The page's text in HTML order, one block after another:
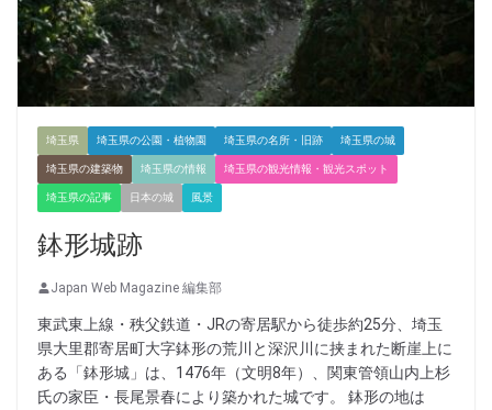
埼玉県 埼玉県の公園・植物園 埼玉県の名所・旧跡 埼玉県の城
埼玉県の建築物 埼玉県の情報 埼玉県の観光情報・観光スポット
埼玉県の記事 日本の城 風景
鉢形城跡
Japan Web Magazine 編集部
東武東上線・秩父鉄道・JRの寄居駅から徒歩約25分、埼玉
県大里郡寄居町大字鉢形の荒川と深沢川に挟まれた断崖上に
ある「鉢形城」は、1476年（文明8年）、関東管領山内上杉
氏の家臣・長尾景春により築かれた城です。 鉢形の地は